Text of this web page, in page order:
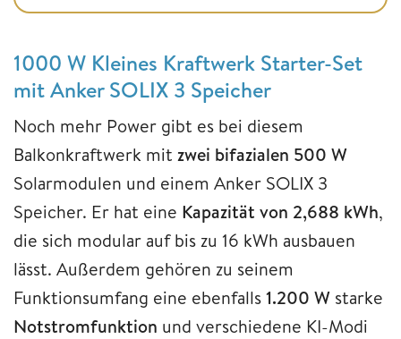
1000 W Kleines Kraftwerk Starter-Set
mit Anker SOLIX 3 Speicher
Noch mehr Power gibt es bei diesem
Balkonkraftwerk mit zwei bifazialen 500 W
Solarmodulen und einem Anker SOLIX 3
Speicher. Er hat eine Kapazität von 2,688 kWh,
die sich modular auf bis zu 16 kWh ausbauen
lässt. Außerdem gehören zu seinem
Funktionsumfang eine ebenfalls1.200 W starke
Notstromfunktion und verschiedene KI-Modi